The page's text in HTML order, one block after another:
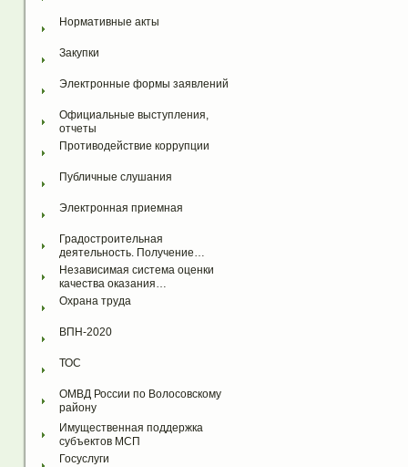
Нормативные акты
Закупки
Электронные формы заявлений
Официальные выступления,
отчеты
Противодействие коррупции
Публичные слушания
Электронная приемная
Градостроительная
деятельность. Получение…
Независимая система оценки
качества оказания…
Охрана труда
ВПН-2020
ТОС
ОМВД России по Волосовскому
району
Имущественная поддержка
субъектов МСП
Госуслуги